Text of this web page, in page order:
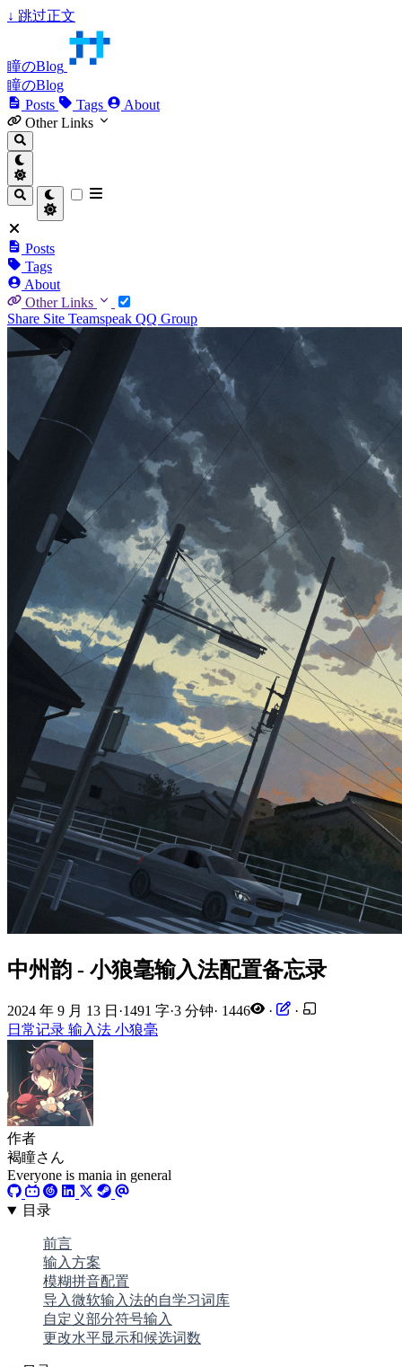
↓ 跳过正文
瞳のBlog
瞳のBlog
Posts
Tags
About
Other Links
Posts
Tags
About
Other Links
Share Site Teamspeak QQ Group
中州韵 - 小狼毫输入法配置备忘录
2024 年 9 月 13 日 ·1491 字·3 分钟· 1446 ·
·
日常记录 输入法 小狼毫
作者
褐瞳さん
Everyone is mania in general
目录
前言
输入方案
模糊拼音配置
导入微软输入法的自学习词库
自定义部分符号输入
更改水平显示和候选词数